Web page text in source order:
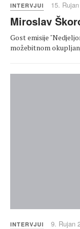
INTERVJUI 15.
Miroslav
Gost emisije
možebitnom
INTERVJUI 9. Rujan